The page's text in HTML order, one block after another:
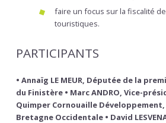
faire un focus sur la fiscalité
touristiques.
PARTICIPANTS
• Annaïg LE MEUR, Députée de la
du Finistère • Marc ANDRO, Vice-
Quimper Cornouaille Développement,
Bretagne Occidentale • David